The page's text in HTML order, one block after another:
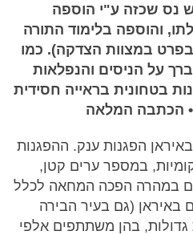
נס שכזה ע"י הוספה
והוספה בלימוד התורה
במצוות הצדקה). כמו
על הניסים והנפלאות
בטחונית בראייה חסידית
• הכתבה המלאה
הפגנות ענק. ההפגנות
במספר ערים קטן,
במהרה הפכה המחאה לכלל
באיראן (גם בעיר הבירה
גדולות, בהן משתתפים אלפי